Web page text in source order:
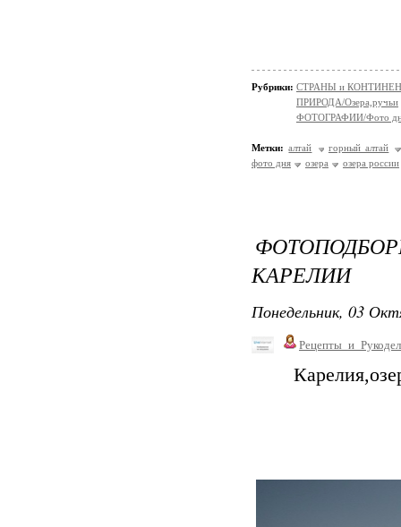
Рубрики: СТРАНЫ и
ПРИРОДА/Озера,ручьи
ФОТОГРАФИИ/Фото
Метки: алтай
горный алтай
фото дня
озера озера россии
КАРЕЛИИ
Понедельник, 03